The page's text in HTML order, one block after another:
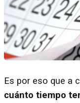
Es por eso que a
cuánto tiempo